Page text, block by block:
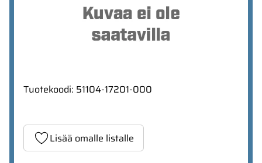
Tuotekoodi: 51104-17201-000
Lisää omalle listalle